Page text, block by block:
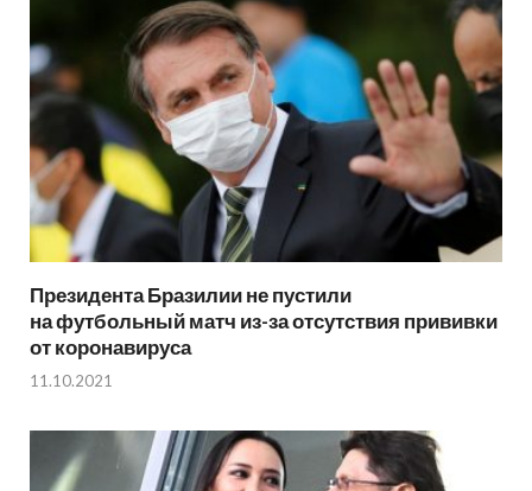
Президента Бразилии не пустили
на футбольный матч из-за отсутствия прививки
от коронавируса
11.10.2021